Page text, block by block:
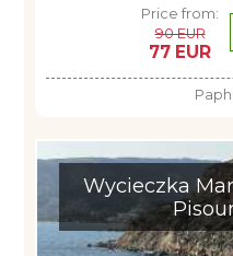
Price from:
90 EUR
77 EUR
Wycieczka